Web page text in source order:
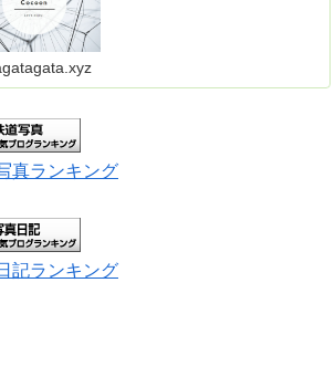
真ランキング
記ランキング